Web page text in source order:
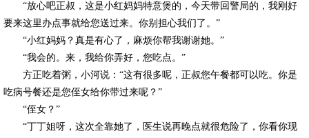
“放心吧正叔，这是小红妈妈特意煲的，今天带回警局的，我刚好
要来这里办点事就给您送过来。你别担心我们了。”
“小红妈妈？真是有心了，麻烦你帮我谢谢她。”
“我会的。来，我给你弄好，您吃点。”
方正吃着粥，小河说：“这有很多呢，正叔您午餐都可以吃。你是
吃病号餐还是您侄女给你带过来呢？”
“侄女？”
“丁丁姐呀，这次全靠她了，医生说再晚点就很危险了，你看你现